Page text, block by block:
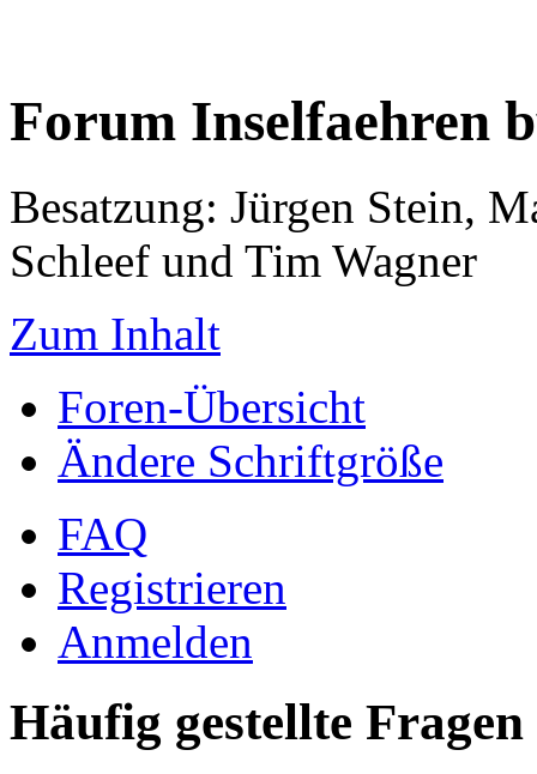
Forum Inselfaehren
Besatzung: Jürgen Stein,
Schleef und Tim Wagner
Zum Inhalt
Foren-Übersicht
Ändere Schriftgröße
FAQ
Registrieren
Anmelden
Häufig gestellte Fragen